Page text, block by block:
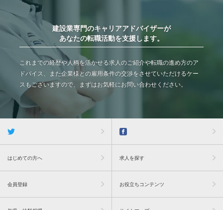
建設業専門のキャリアアドバイザーが
あなたの転職活動を支援します。
これまでの経歴や人柄を活かせる求人のご紹介や転職の進め方のア
ドバイス、また企業様との雇用条件の交渉をさせていただけるケー
スもございますので、まずはお気軽にお問い合わせください。
はじめての方へ 求人を探す
会員登録 お役立ちコンテンツ